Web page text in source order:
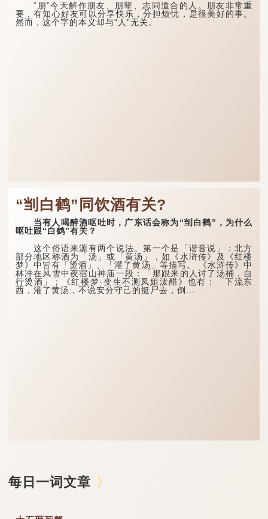
“朋”今天解作朋友、朋辈、志同道合的人。朋友非常重
要，有知心好友可以分享快乐，分担烦忧，是很美好的事。
然而，这个字的本义却与“人”无关。
“㓥白鹤”同饮酒有关?
当有人喝醉酒呕吐时，广东话会称为“㓥白鹤”，为什么
呕吐跟“白鹤”有关？
这个俗语来源有两个说法。第一个是「谐音说」：北方
部分地区称酒为「汤」或「黄汤」，如《水浒传》及《红楼
梦》中皆有「烫酒」、「灌了黄汤」等描写。 《水浒传》中
林冲在风雪中夜宿山神庙一段：「那跟来的人讨了汤桶，自
行烫酒」；《红楼梦·变生不测凤姐泼醋》也有：「下流东
西，灌了黄汤，不说安分守己的挺尸去，倒...
每日一词文章